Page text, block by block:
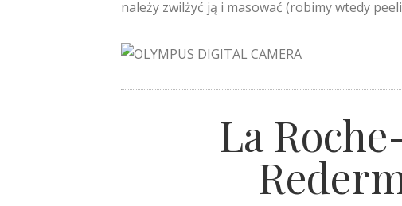
należy zwilżyć ją i masować (robimy wtedy
La